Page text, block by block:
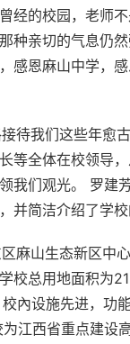
经的校园，老师
种亲切的气息仍
感恩麻山中学，
我们这些年愈古
等全体在校领导
我们观光。 罗建
并简洁介绍了学校
山生态新区中心
校总用地面积为
內设施先进，功
江西省重点建设